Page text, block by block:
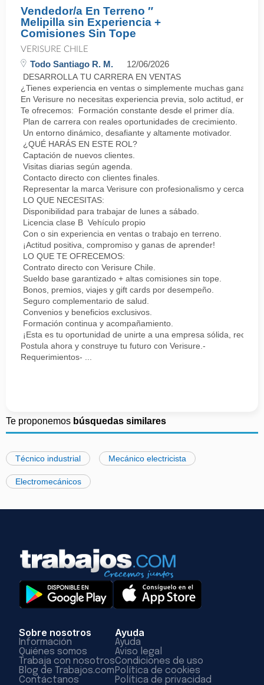
Vendedor/a En Terreno ″
Melipilla sin Experiencia +
Comisiones Sin Tope
VERISURE CHILE
Todo Santiago R. M. 12/06/2026
DESARROLLA TU CARRERA EN VENTAS
¿Tienes experiencia en ventas o simplemente muchas ganas
En Verisure no necesitas experiencia previa, solo actitud,
Te ofrecemos: Formación constante desde el primer día.
Plan de carrera con reales oportunidades de crecimiento.
Un entorno dinámico, desafiante y altamente motivador.
¿QUÉ HARÁS EN ESTE ROL?
Captación de nuevos clientes.
Visitas diarias según agenda.
Contacto directo con clientes finales.
Representar la marca Verisure con profesionalismo y cercanía.
LO QUE NECESITAS:
Disponibilidad para trabajar de lunes a sábado.
Licencia clase B Vehículo propio
Con o sin experiencia en ventas o trabajo en terreno.
¡Actitud positiva, compromiso y ganas de aprender!
LO QUE TE OFRECEMOS:
Contrato directo con Verisure Chile.
Sueldo base garantizado + altas comisiones sin tope.
Bonos, premios, viajes y gift cards por desempeño.
Seguro complementario de salud.
Convenios y beneficios exclusivos.
Formación continua y acompañamiento.
¡Esta es tu oportunidad de unirte a una empresa sólida,
Postula ahora y construye tu futuro con Verisure.-
Requerimientos- ...
Te proponemos búsquedas similares
Técnico industrial Mecánico electricista
Electromecánicos
Sobre nosotros
Información
Quiénes somos
Trabaja con nosotros
Blog de Trabajos.com
Contáctanos
Ayuda
Ayuda
Aviso legal
Condiciones de uso
Política de cookies
Política de privacidad